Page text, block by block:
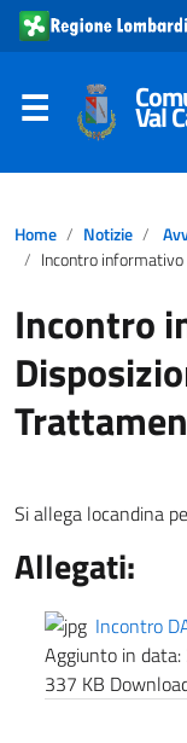
Val
Home Notizie
Incontro informativo
Incontro
Si allega locandina
Allegati:
Incontro
Aggiunto in data:
337 KB